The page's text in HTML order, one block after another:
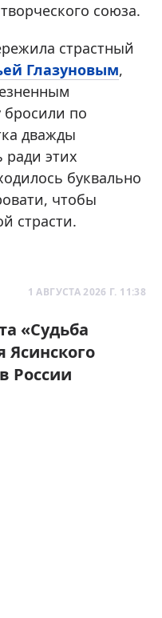
союза.
страстный
Глазуновым,
по
дважды
ради этих
буквально
чтобы
страсти.
1 АВГУСТА 2026 Г. 11:38
«Судьба
Ясинского
России